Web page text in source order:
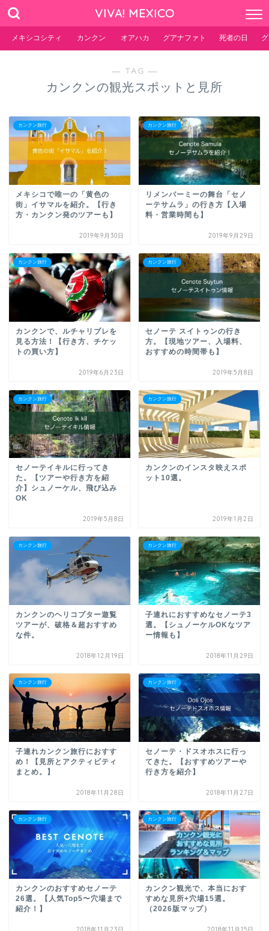
VIVA! MEXICO
メキシコシティ カンクン オアハカ グアナファト 死者の日
― TAG ―
カンクンの観光スポットと見所
カンクン旅行
メキシコで唯一の「黄色の
街」イサマルを紹介。【行き
方・カンクン発のツアーも】
2019年9月30日
カンクン旅行
リメンバーミーの舞台「セノ
ーテサムラ」の行き方【入場
料・営業時間も】
2019年9月29日
カンクン旅行
カンクンで、ルチャリブレを
見る方法！【行き方、チケッ
トの買い方】
2019年6月23日
カンクン旅行
セノーテ スイトゥンの行き
方。【現地ツアー、入場料、
おすすめの時間帯も】
2019年5月8日
カンクン旅行
セノーテイキルに行ってき
た。【ツアーや行き方を紹
介】シュノーケル、飛び込み
OK
2019年5月8日
カンクン旅行
カンクンのインスタ映えスポ
ット10選。
2019年1月2日
カンクン旅行
カンクンのヘリコプター遊覧
ツアーが、破格＆超おすすめ
な件。
2018年12月19日
カンクン旅行
子連れにおすすめなセノーテ3
選。【シュノーケルOKなツア
ー情報も】
2018年11月29日
カンクン旅行
子連れカンクン旅行におすす
め！【見所とアクティビティ
まとめ。】
2018年11月28日
カンクン旅行
セノーテ・ドスオホスに行っ
てきた。【おすすめツアーや
行き方を紹介】
2018年11月27日
カンクン旅行
カンクンのおすすめセノーテ
26選。【人気Top5〜穴場まで
紹介！】
2018年11月23日
カンクン旅行
カンクン観光で、本当におす
すめな見所+穴場15選。
（2026版マップ）
2018年11月15日